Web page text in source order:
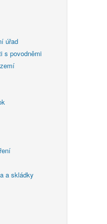
úřad
s povodněmi
a skládky